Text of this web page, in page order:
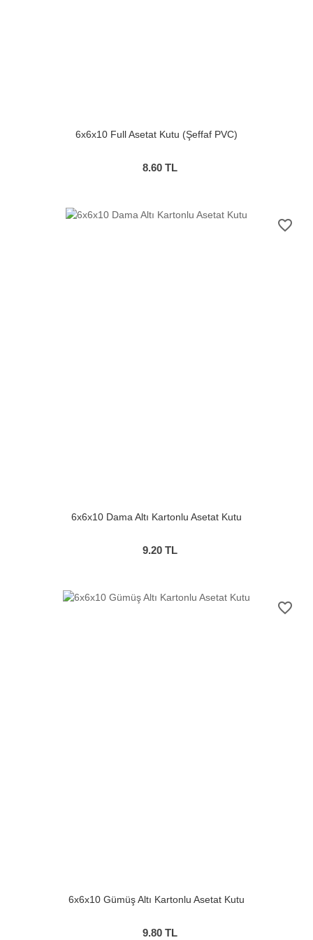
6x6x10 Full Asetat Kutu (Şeffaf PVC)
8.60 TL
favorite_border
6x6x10 Dama Altı Kartonlu Asetat Kutu
9.20 TL
favorite_border
6x6x10 Gümüş Altı Kartonlu Asetat Kutu
9.80 TL